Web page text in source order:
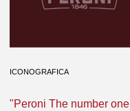
ICONOGRAFICA
"Peroni The number one